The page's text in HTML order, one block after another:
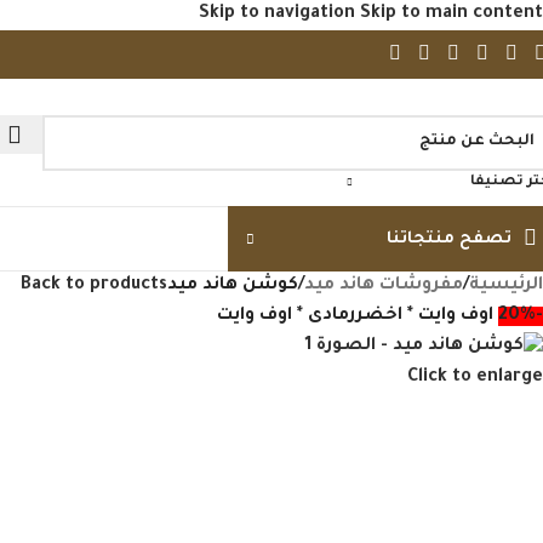
Skip to navigation Skip to main content
تصنيفا
تصفح منتجاتنا
الرئيسية/مفروشات هاند ميد/كوشن هاند ميدBack to products
-20%
اوف وايت * اخضررمادى * اوف وايت
Click to enlarge